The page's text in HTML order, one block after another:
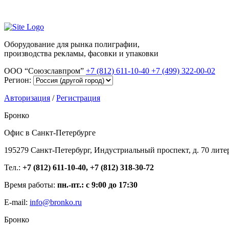
Оборудование для рынка полиграфии,
производства рекламы, фасовки и упаковки
ООО “Союзславпром” +7 (812) 611-10-40 +7 (499) 322-00-02
Регион:
Авторизация /Регистрация
Бронко
Офис в Санкт-Петербурге
195279 Санкт-Петербург, Индустриальный проспект, д. 70
Тел.: +7 (812) 611-10-40, +7 (812) 318-30-72
Время работы: пн.-пт.: с 9:00 до 17:30
E-mail: info@bronko.ru
Бронко